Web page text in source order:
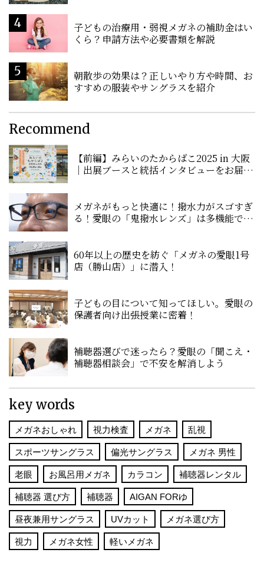
子どもの治療用・弱視メガネの補助金はい
くら？申請方法や必要書類を解説
朝散歩の効果は？正しいやり方や時間、お
すすめの服装やサングラスを紹介
Recommend
【前編】みらいのたからばこ2025 in 大阪
｜出展ブースと統括インタビューをお届
メガネがもっと快適に！撥水力がスゴすぎ
る！愛眼の「鬼撥水レンズ」は多機能で超
60年以上の歴史を紡ぐ「メガネの愛眼1号
店（勝山店）」に潜入！
子どもの目について知ってほしい。愛眼の
保護者向け出張授業に密着！
補聴器選びで迷ったら？愛眼の「聞こえ・
補聴器相談会」で不安を解消しよう
key words
メガネおしゃれ 視力検査 メガネ 乱視
スポーツサングラス 偏光サングラス メガネ 男性
老眼 お風呂用メガネ カラコン 補聴器レンタル
補聴器 選び方 補聴器 AIGAN FORゆ
昼夜兼用サングラス UVカット メガネ選び方
視力 メガネ女性 軽いメガネ